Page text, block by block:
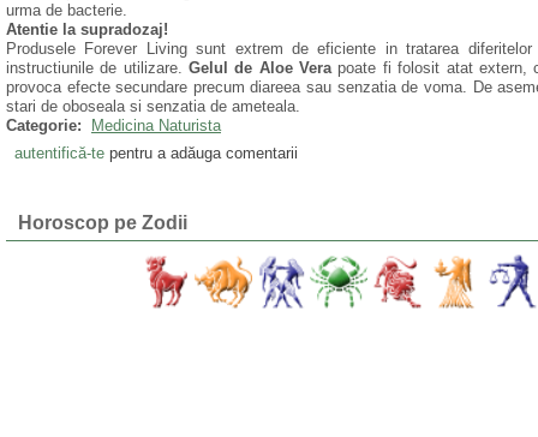
urma de bacterie.
Atentie la supradozaj!
Produsele Forever Living sunt extrem de eficiente in tratarea
instructiunile de utilizare.Gelul de Aloe Verapoate fi folosit atat extern,
provoca efecte secundare precum diareea sau senzatia de voma. De
stari de oboseala si senzatia de ameteala.
Categorie:
Medicina Naturista
autentifică-tepentru a adăuga comentarii
Horoscop pe Zodii